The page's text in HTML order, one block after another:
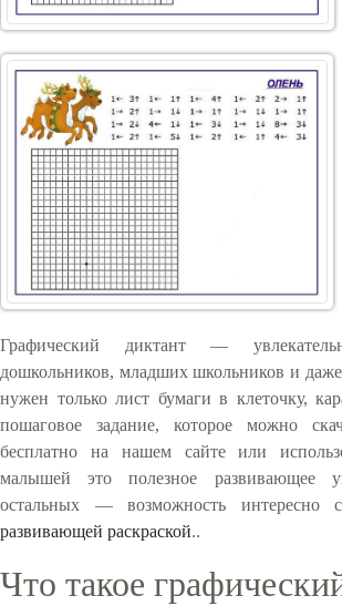
Графический диктант —
дошкольников, младших школьников и
нужен только лист бумаги в клеточку,
пошаговое задание, которое можно
бесплатно на нашем сайте или
малышей это полезное развивающее
остальных — возможность интересно
развивающей раскраской..
Что такое